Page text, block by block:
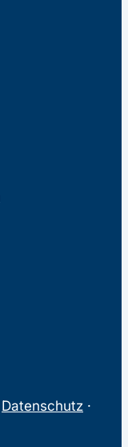
Datenschutz ·